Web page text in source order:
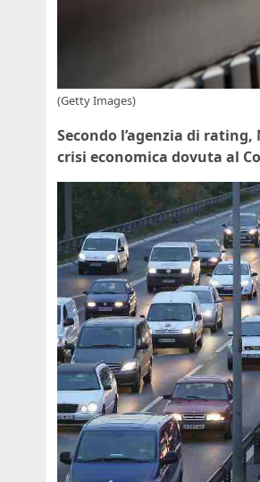
(Getty Images)
Secondo l’agenzia di
crisi economica dovuta al